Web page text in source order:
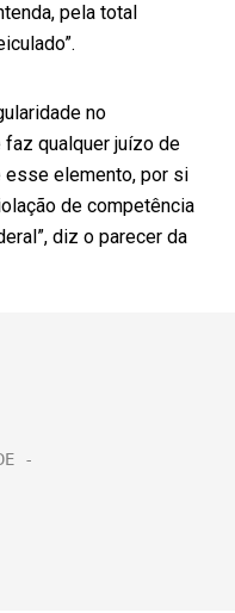
pela total
no
qualquer juízo de
esse elemento, por si
de competência
diz o parecer da